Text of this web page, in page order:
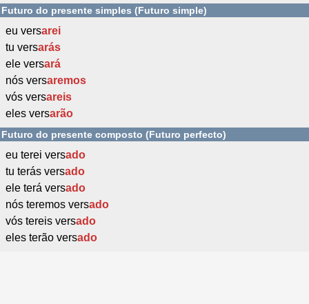
Futuro do presente simples (Futuro simple)
eu versarei
tu versarás
ele versará
nós versaremos
vós versareis
eles versarão
Futuro do presente composto (Futuro perfecto)
eu terei versado
tu terás versado
ele terá versado
nós teremos versado
vós tereis versado
eles terão versado